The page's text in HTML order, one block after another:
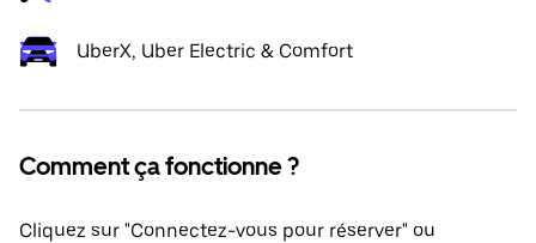
UberX, Uber Electric & Comfort
Comment ça fonctionne ?
Cliquez sur "Connectez-vous pour réserver" ou